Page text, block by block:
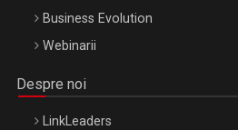
Business Evolution
Webinarii
Despre noi
LinkLeaders